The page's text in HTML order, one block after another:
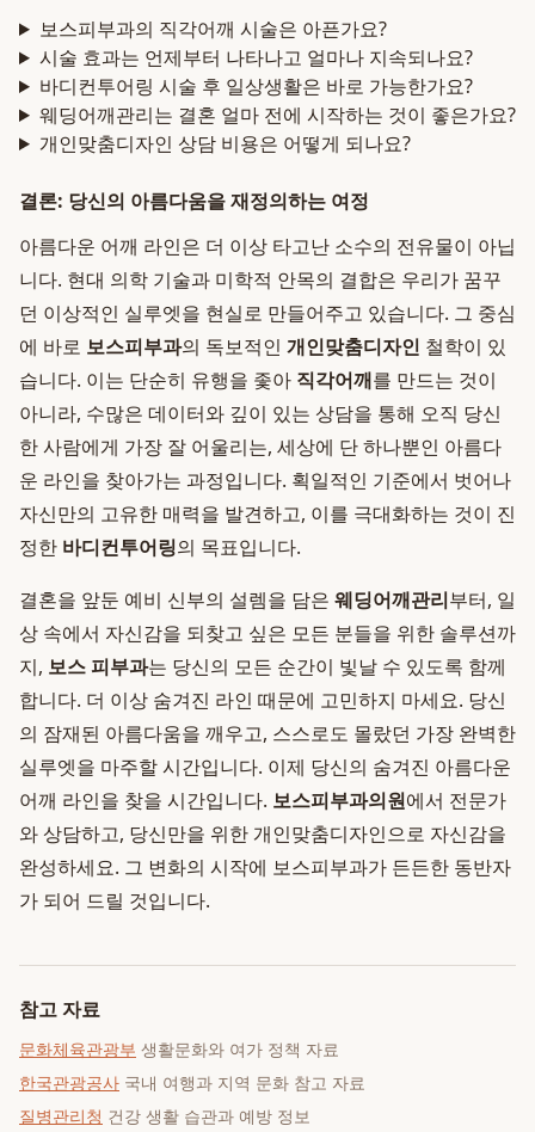
보스피부과의 직각어깨 시술은 아픈가요?
시술 효과는 언제부터 나타나고 얼마나 지속되나요?
바디컨투어링 시술 후 일상생활은 바로 가능한가요?
웨딩어깨관리는 결혼 얼마 전에 시작하는 것이 좋은가요?
개인맞춤디자인 상담 비용은 어떻게 되나요?
결론: 당신의 아름다움을 재정의하는 여정
아름다운 어깨 라인은 더 이상 타고난 소수의 전유물이 아닙
니다. 현대 의학 기술과 미학적 안목의 결합은 우리가 꿈꾸
던 이상적인 실루엣을 현실로 만들어주고 있습니다. 그 중심
에 바로 보스피부과의 독보적인 개인맞춤디자인 철학이 있
습니다. 이는 단순히 유행을 좇아 직각어깨를 만드는 것이
아니라, 수많은 데이터와 깊이 있는 상담을 통해 오직 당신
한 사람에게 가장 잘 어울리는, 세상에 단 하나뿐인 아름다
운 라인을 찾아가는 과정입니다. 획일적인 기준에서 벗어나
자신만의 고유한 매력을 발견하고, 이를 극대화하는 것이 진
정한 바디컨투어링의 목표입니다.
결혼을 앞둔 예비 신부의 설렘을 담은 웨딩어깨관리부터, 일
상 속에서 자신감을 되찾고 싶은 모든 분들을 위한 솔루션까
지, 보스 피부과는 당신의 모든 순간이 빛날 수 있도록 함께
합니다. 더 이상 숨겨진 라인 때문에 고민하지 마세요. 당신
의 잠재된 아름다움을 깨우고, 스스로도 몰랐던 가장 완벽한
실루엣을 마주할 시간입니다. 이제 당신의 숨겨진 아름다운
어깨 라인을 찾을 시간입니다. 보스피부과의원에서 전문가
와 상담하고, 당신만을 위한 개인맞춤디자인으로 자신감을
완성하세요. 그 변화의 시작에 보스피부과가 든든한 동반자
가 되어 드릴 것입니다.
참고 자료
문화체육관광부 생활문화와 여가 정책 자료
한국관광공사 국내 여행과 지역 문화 참고 자료
질병관리청 건강 생활 습관과 예방 정보